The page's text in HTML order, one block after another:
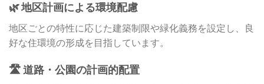
🌿 地区計画による環境配慮
地区ごとの特性に応じた建築制限や緑化義務を設定し、良
好な住環境の形成を目指しています。
🛣️ 道路・公園の計画的配置